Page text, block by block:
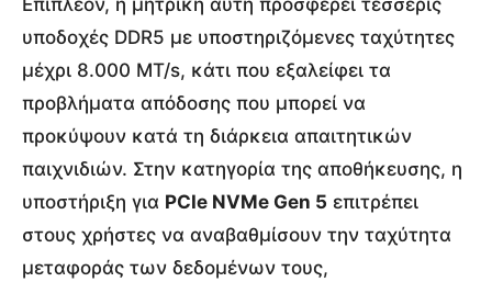
υποδοχές DDR5 με υποστηριζόμενες ταχύτητες
μέχρι 8.000 MT/s, κάτι που εξαλείφει τα
προβλήματα απόδοσης που μπορεί να
προκύψουν κατά τη διάρκεια απαιτητικών
παιχνιδιών. Στην κατηγορία της αποθήκευσης, η
υποστήριξη για PCIe NVMe Gen 5 επιτρέπει
στους χρήστες να αναβαθμίσουν την ταχύτητα
μεταφοράς των δεδομένων τους,